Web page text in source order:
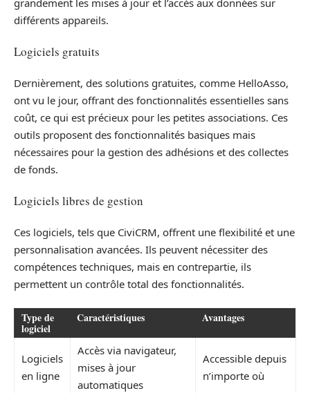
différents appareils.
Logiciels gratuits
Dernièrement, des solutions gratuites, comme HelloAsso,
ont vu le jour, offrant des fonctionnalités essentielles sans
coût, ce qui est précieux pour les petites associations. Ces
outils proposent des fonctionnalités basiques mais
nécessaires pour la gestion des adhésions et des collectes
de fonds.
Logiciels libres de gestion
Ces logiciels, tels que CiviCRM, offrent une flexibilité et une
personnalisation avancées. Ils peuvent nécessiter des
compétences techniques, mais en contrepartie, ils
permettent un contrôle total des fonctionnalités.
Type de
logiciel
Caractéristiques Avantages
Logiciels
en ligne
Accès via navigateur,
mises à jour
automatiques
Accessible depuis
n’importe où